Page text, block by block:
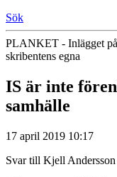
Sök
PLANKET - Inlägget på
skribentens egna
IS är inte
samhälle
17 april 2019 10:17
Svar till Kjell Andersson